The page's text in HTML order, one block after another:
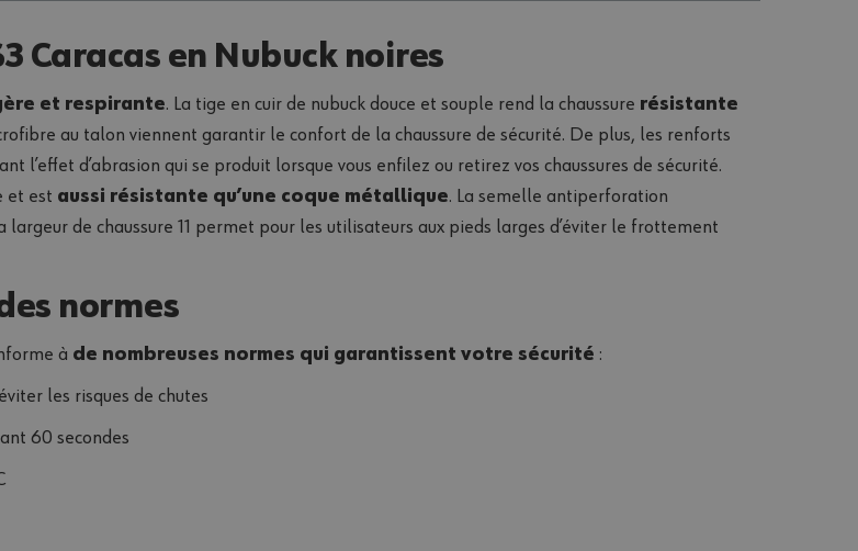
Caracas en Nubuck noires
et respirante. La tige en cuir de nubuck douce et souple rend la chaussure résistante
au talon viennent garantir le confort de la chaussure de sécurité. De plus, les renforts
l’effet d’abrasion qui se produit lorsque vous enfilez ou retirez vos chaussures de sécurité.
et est aussi résistante qu’une coque métallique. La semelle antiperforation
largeur de chaussure 11 permet pour les utilisateurs aux pieds larges d’éviter le frottement
normes
à de nombreuses normes qui garantissent votre sécurité :
les risques de chutes
60 secondes